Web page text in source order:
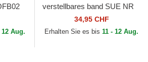
12 Aug.
verstellbares band SUE NR
von Von Dutch34,95 CHF
Erhalten Sie es bis 11 - 12 Aug.